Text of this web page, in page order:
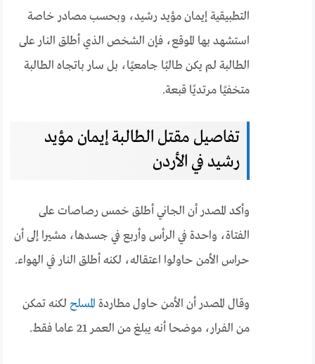
التطبيقية إيمان مؤيد رشيد، وبحسب مصادر خاصة
استشهد بها الموقع، فإن الشخص الذي أطلق النار على
الطالبة لم يكن طالبًا جامعيًا، بل سار باتجاه الطالبة
متخفيًا مرتديًا قبعة.
تفاصيل مقتل الطالبة إيمان مؤيد
رشيد في الأردن
وأكد المصدر أن الجاني أطلق خمس رصاصات على
الفتاة، واحدة في الرأس وأربع في جسدها، مشيرا إلى أن
حراس الأمن حاولوا اعتقاله، لكنه أطلق النار في الهواء.
وقال المصدر أن الأمن حاول مطاردة المسلحلكنه تمكن
من الفرار، موضحا أنه يبلغ من العمر 21 عاما فقط.